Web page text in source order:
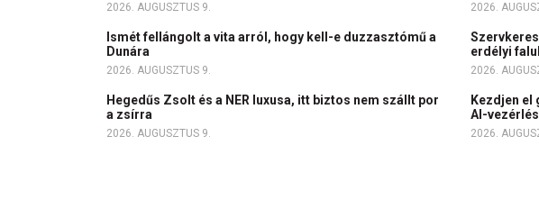
2026. AUGUSZTUS 9.
Ismét fellángolt a vita arról, hogy kell-e duzzasztómű a
Dunára
2026. AUGUSZTUS 9.
Hegedűs Zsolt és a NER luxusa, itt biztos nem szállt por
a zsírra
2026. AUGUSZTUS 9.
2026.
erdélyi
2026.
Kezdjen el
AI-
2026.